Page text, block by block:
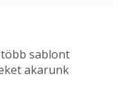
sablont
akarunk